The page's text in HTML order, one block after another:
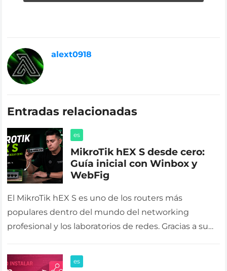
alext0918
Entradas relacionadas
es
MikroTik hEX S desde cero:
Guía inicial con Winbox y
WebFig
El MikroTik hEX S es uno de los routers más
populares dentro del mundo del networking
profesional y los laboratorios de redes. Gracias a su
es